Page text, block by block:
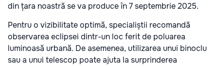
din țara noastră se va produce în 7 septembrie 2025.
Pentru o vizibilitate optimă, specialiștii recomandă
observarea eclipsei dintr-un loc ferit de poluarea
luminoasă urbană. De asemenea, utilizarea unui binoclu
sau a unui telescop poate ajuta la surprinderea